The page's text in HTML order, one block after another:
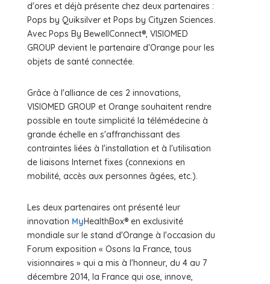
d'ores et déjà présente chez deux partenaires :
Pops by Quiksilver et Pops by Cityzen Sciences.
Avec Pops By BewellConnect®, VISIOMED
GROUP devient le partenaire d'Orange pour les
objets de santé connectée.
Grâce à l'alliance de ces 2 innovations,
VISIOMED GROUP et Orange souhaitent rendre
possible en toute simplicité la télémédecine à
grande échelle en s'affranchissant des
contraintes liées à l'installation et à l'utilisation
de liaisons Internet fixes (connexions en
mobilité, accès aux personnes âgées, etc.).
Les deux partenaires ont présenté leur
innovation MyHealthBox® en exclusivité
mondiale sur le stand d'Orange à l'occasion du
Forum exposition « Osons la France, tous
visionnaires » qui a mis à l'honneur, du 4 au 7
décembre 2014, la France qui ose, innove,